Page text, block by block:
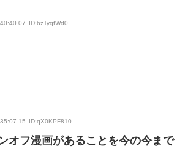
ID:bzTyqfWd0
ID:qX0KPF810
オフ漫画があることを今の今まで